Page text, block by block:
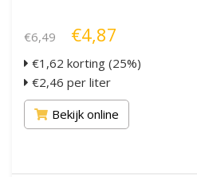
€6,49 €4,87
€1,62 korting (25%)
€2,46 per liter
Bekijk online